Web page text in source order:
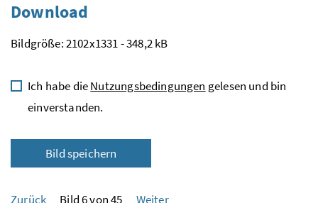
Download
Bildgröße: 2102x1331 - 348,2 kB
Ich habe dieNutzungsbedingungen gelesen und bin
einverstanden.
Bild speichern
Zurück Bild 6 von 45 Weiter